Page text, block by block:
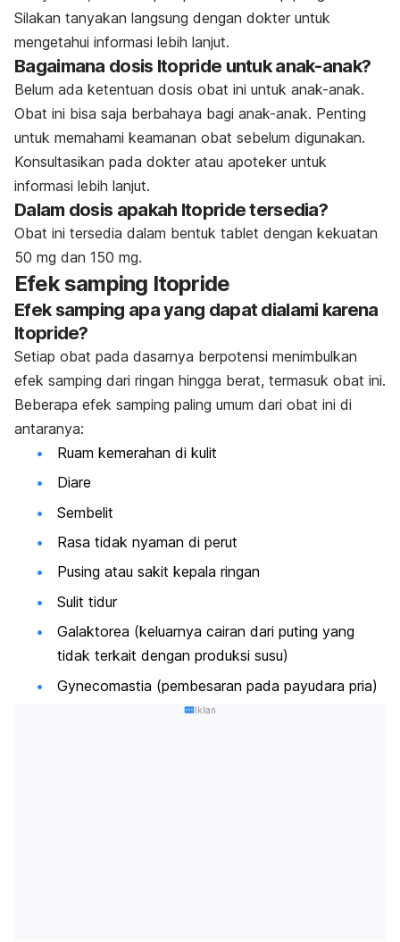
Silakan tanyakan langsung dengan dokter untuk
mengetahui informasi lebih lanjut.
Bagaimana dosis Itopride untuk anak-anak?
Belum ada ketentuan dosis obat ini untuk anak-anak.
Obat ini bisa saja berbahaya bagi anak-anak. Penting
untuk memahami keamanan obat sebelum digunakan.
Konsultasikan pada dokter atau apoteker untuk
informasi lebih lanjut.
Dalam dosis apakah Itopride tersedia?
Obat ini tersedia dalam bentuk tablet dengan kekuatan
50 mg dan 150 mg.
Efek samping Itopride
Efek samping apa yang dapat dialami karena
Itopride?
Setiap obat pada dasarnya berpotensi menimbulkan
efek samping dari ringan hingga berat, termasuk obat ini.
Beberapa efek samping paling umum dari obat ini di
antaranya:
Ruam kemerahan di kulit
Diare
Sembelit
Rasa tidak nyaman di perut
Pusing atau sakit kepala ringan
Sulit tidur
Galaktorea (keluarnya cairan dari puting yang
tidak terkait dengan produksi susu)
Gynecomastia (pembesaran pada payudara pria)
Iklan